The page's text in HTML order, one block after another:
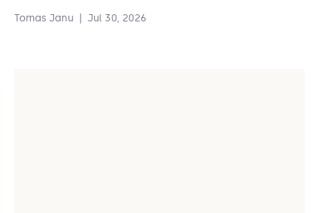
Tomas Janu Jul 30, 2026